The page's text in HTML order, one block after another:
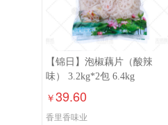
【锦日】泡椒藕片（酸辣
味） 3.2kg*2包 6.4kg
￥39.60
香里香味业